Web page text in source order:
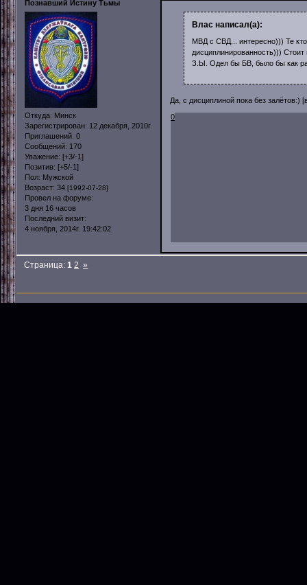
Познавший Истину Тьмы
Откуда: Минск
Зарегистрирован: 12 декабря, 2010г.
Приглашений: 0
Сообщений: 170
Уважение: [+3/-1]
Позитив: [+5/-1]
Пол: Мужской
Возраст: 34 [1992-07-28]
Провел на форуме:
3 дня 16 часов
Последний визит:
4 ноября, 2014г. 19:42:02
Влас написал(а):
МВД с СВД... интересно))) Те
дисциплинированность)))
З.Ы. Одел бы БВ, было бы как
Да, с дисциплиной пока без залётов:)
0
Страница:1 2 »